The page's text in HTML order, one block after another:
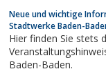
Neue und wichtige
Stadtwerke Baden-
Hier finden Sie stets die
Baden-Baden.